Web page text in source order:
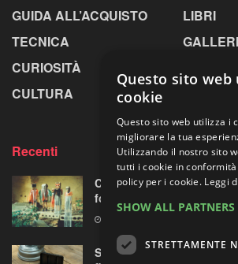
GUIDA ALL’ACQUISTO
TECNICA
CURIOSITÀ
CULTURA
LIBRI
Recenti
Centosessantasette
fotografica più longeva al
Sony prepara la
Questo sito web
cookie
Questo sito web utilizza i
migliorare la tua
Utilizzando il nostro sito
tutti i cookie in
policy per i cookie. Leggi
SHOW ALL PARTNERS
STRETTAMENTE